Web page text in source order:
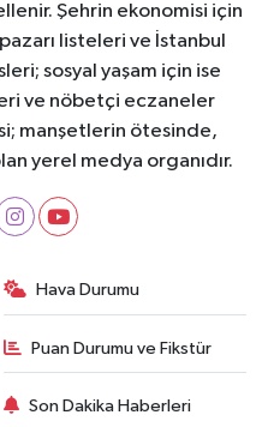
Şehrin ekonomisi için
listeleri ve İstanbul
sosyal yaşam için ise
ve nöbetçi eczaneler
manşetlerin ötesinde,
yerel medya organıdır.
Hava Durumu
Puan Durumu ve Fikstür
Son Dakika Haberleri